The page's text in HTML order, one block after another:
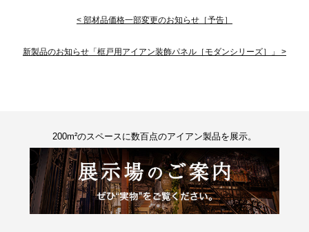
< 部材品価格一部変更のお知らせ［予告］
新製品のお知らせ「框戸用アイアン装飾パネル［モダンシリーズ］」 >
200m²のスペースに数百点のアイアン製品を展示。